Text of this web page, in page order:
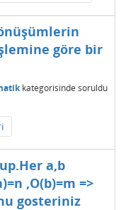
göre bir
kategorisinde soruldu
a,b
,O(b)=m =>
gosteriniz